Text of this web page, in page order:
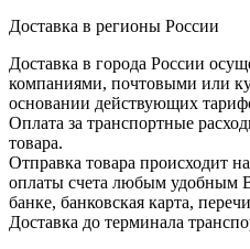
Доставка в регионы России
Доставка в города России
компаниями, почтовыми или
основании действующих
Оплата за транспортные
товара.
Отправка товара происходит
оплаты счета любым удобным
банке, банковская карта,
Доставка до терминала